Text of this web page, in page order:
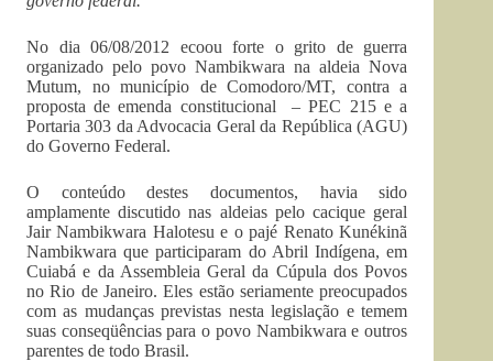
No dia 06/08/2012 ecoou forte o grito de guerra
organizado pelo povo Nambikwara na aldeia Nova
Mutum, no município de Comodoro/MT, contra a
proposta de emenda constitucional – PEC 215 e a
Portaria 303 da Advocacia Geral da República (AGU)
do Governo Federal.
O conteúdo destes documentos, havia sido
amplamente discutido nas aldeias pelo cacique geral
Jair Nambikwara Halotesu e o pajé Renato Kunékinã
Nambikwara que participaram do Abril Indígena, em
Cuiabá e da Assembleia Geral da Cúpula dos Povos
no Rio de Janeiro. Eles estão seriamente preocupados
com as mudanças previstas nesta legislação e temem
suas conseqüências para o povo Nambikwara e outros
parentes de todo Brasil.